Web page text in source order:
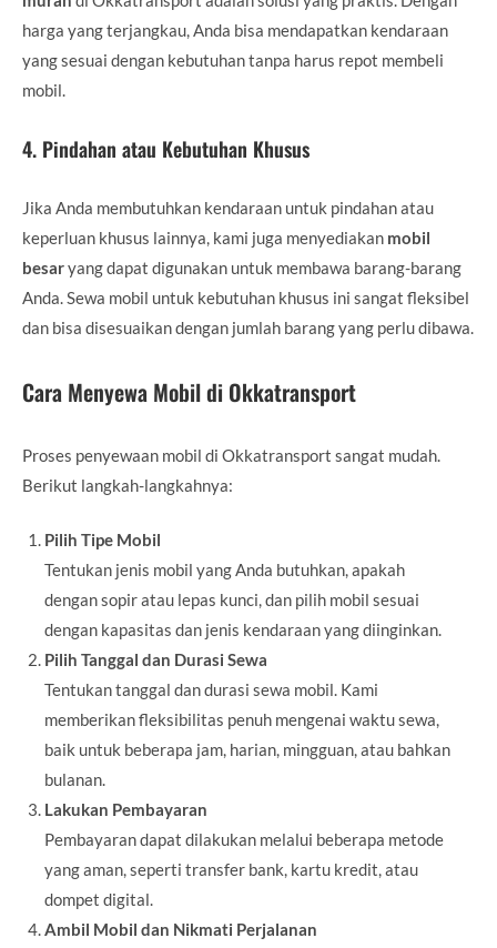
harga yang terjangkau, Anda bisa mendapatkan kendaraan
yang sesuai dengan kebutuhan tanpa harus repot membeli
mobil.
4. Pindahan atau Kebutuhan Khusus
Jika Anda membutuhkan kendaraan untuk pindahan atau
keperluan khusus lainnya, kami juga menyediakan mobil
besaryang dapat digunakan untuk membawa barang-barang
Anda. Sewa mobil untuk kebutuhan khusus ini sangat fleksibel
dan bisa disesuaikan dengan jumlah barang yang perlu dibawa.
Cara Menyewa Mobil di Okkatransport
Proses penyewaan mobil di Okkatransport sangat mudah.
Berikut langkah-langkahnya:
Pilih Tipe Mobil
Tentukan jenis mobil yang Anda butuhkan, apakah
dengan sopir atau lepas kunci, dan pilih mobil sesuai
dengan kapasitas dan jenis kendaraan yang diinginkan.
Pilih Tanggal dan Durasi Sewa
Tentukan tanggal dan durasi sewa mobil. Kami
memberikan fleksibilitas penuh mengenai waktu sewa,
baik untuk beberapa jam, harian, mingguan, atau bahkan
bulanan.
Lakukan Pembayaran
Pembayaran dapat dilakukan melalui beberapa metode
yang aman, seperti transfer bank, kartu kredit, atau
dompet digital.
Ambil Mobil dan Nikmati Perjalanan